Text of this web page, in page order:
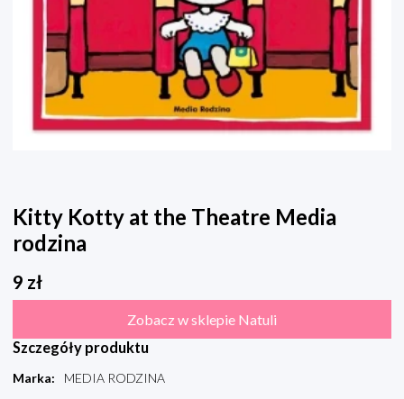
Kitty Kotty at the Theatre Media
rodzina
9 zł
Zobacz w sklepie Natuli
Szczegóły produktu
Marka:
MEDIA RODZINA